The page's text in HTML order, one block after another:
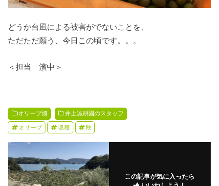
どうか台風による被害がでないことを、
ただただ願う、今日この頃です。。。
＜担当 濱中＞
オリーブ畑 井上誠耕園のスタッフ
オリーブ 収穫 秋
この記事が気に入ったら